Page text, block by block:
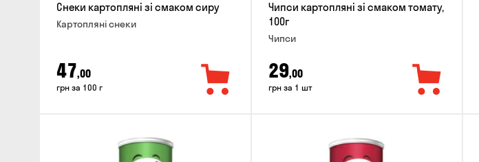
Снеки картопляні зі смаком сиру
Картопляні снеки
47,00
грн за 100 г
Чипси картопляні зі смаком томату,
100г
Чипси
29,00
грн за 1 шт